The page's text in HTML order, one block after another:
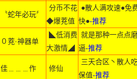
〝蛇年必玩〞
分币不花
◆爆茺值
●散人满攻速●免
快●-推荐
０茺·神器单
◣低消费
大激情◢
就是那种一点点
逼-推荐
佳﹍﹍﹍作 修仙
三天合区丶散人
保值-推荐